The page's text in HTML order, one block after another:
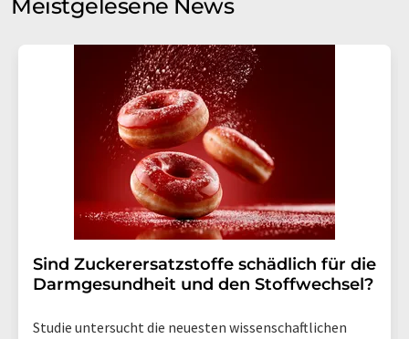
Einwilligung können Sie jederzeit ohne Angabe von
Str. 2, 12489 Berlin oder per E-Mail unter
widerruf@lumitos.commit Wirkung für die Zukunft
widerrufen. Zudem ist in jeder E-Mail ein Link zur
Abbestellung des entsprechenden Newsletters
Meistgelesene News
Sind Zuckerersatzstoffe schädlich für die
Darmgesundheit und den Stoffwechsel?
Studie untersucht die neuesten wissenschaftlichen